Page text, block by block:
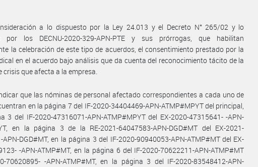
a lo dispuesto por la Ley 24.013 y el Decreto N° 265/02 y lo
por los DECNU-2020-329-APN-PTE y sus prórrogas, que habilitan
la celebración de este tipo de acuerdos, el consentimiento prestado por la
en el acuerdo bajo análisis que da cuenta del reconocimiento tácito de la
crisis que afecta a la empresa.
que las nóminas de personal afectado correspondientes a cada uno de
en la página 7 del IF-2020-34404469-APN-ATMP#MPYT del principal,
3 del IF-2020-47316071-APN-ATMP#MPYT del EX-2020-47315641- -APN-
en la página 3 de la RE-2021-64047583-APN-DGD#MT del EX-2021-
DGD#MT, en la página 3 del IF-2020-90940053-APN-ATMP#MT del EX-
-APN-ATMP#MT, en la página 6 del IF-2020-70622211-APN-ATMP#MT
70620895- -APN-ATMP#MT, en la página 3 del IF-2020-83548412-APN-